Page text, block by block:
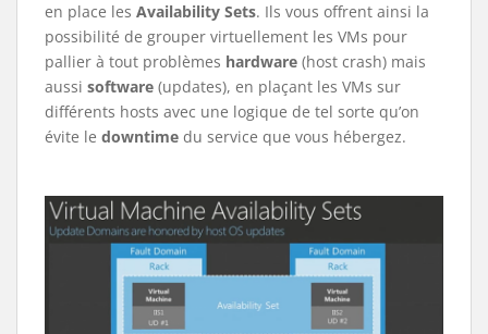
en place les Availability Sets. Ils vous offrent ainsi la
possibilité de grouper virtuellement les VMs pour
pallier à tout problèmes hardware (host crash) mais
aussi software (updates), en plaçant les VMs sur
différents hosts avec une logique de tel sorte qu’on
évite le downtime du service que vous hébergez.